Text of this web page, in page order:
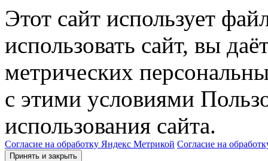
Этот сайт использует
использовать сайт, вы
метрических
с этими условиями
использования сайта.
Согласие на обработку Яндекс Метрикой Согласие на
Принять и закрыть